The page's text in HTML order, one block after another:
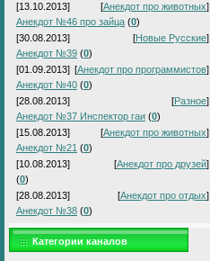
[13.10.2013]
[Анекдот про животных]
Анекдот №46 про зайца (0)
[30.08.2013]
[Новые Русские]
Анекдот №39 (0)
[01.09.2013] [Анекдот про программистов]
Анекдот №40 (0)
[28.08.2013]
[Разное]
Анекдот №37 Инспектор гаи (0)
[15.08.2013]
[Анекдот про животных]
Анекдот №21 (0)
[10.08.2013]
[Анекдот про друзей]
(0)
[28.08.2013]
[Анекдот про отдых]
Анекдот №38 (0)
Категории каналов